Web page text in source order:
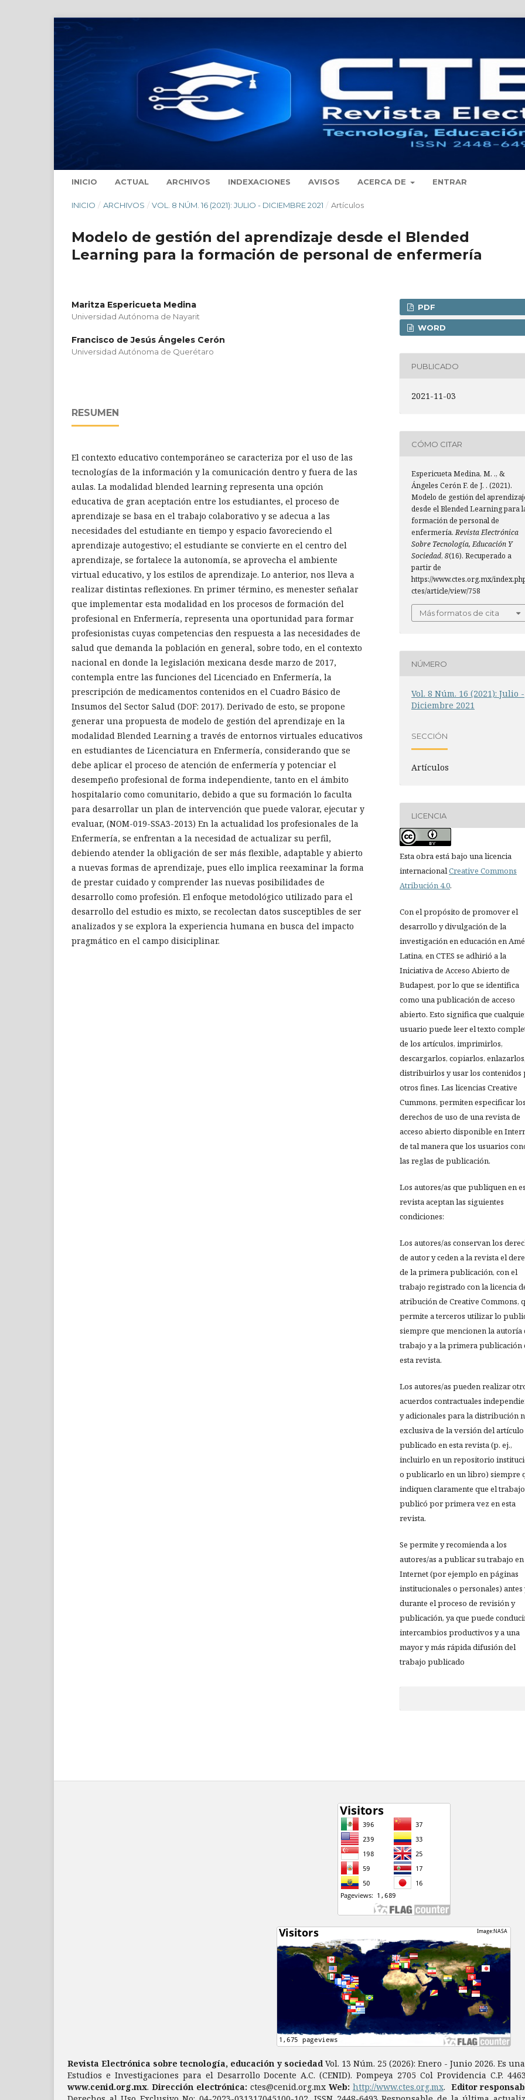
INICIO ACTUAL ARCHIVOS INDEXACIONES AVISOS ACERCA DE ENTRAR
INICIO / ARCHIVOS / VOL. 8 NÚM. 16 (2021): JULIO - DICIEMBRE 2021 / Artículos
Modelo de gestión del aprendizaje desde el Blended
Learning para la formación de personal de enfermería
Maritza Espericueta Medina
Universidad Autónoma de Nayarit
Francisco de Jesús Ángeles Cerón
Universidad Autónoma de Querétaro
RESUMEN
El contexto educativo contemporáneo se caracteriza por el uso de las
tecnologías de la información y la comunicación dentro y fuera de las
aulas. La modalidad blended learning representa una opción
educativa de gran aceptación entre los estudiantes, el proceso de
aprendizaje se basa en el trabajo colaborativo y se adecua a las
necesidades del estudiante en tiempo y espacio favoreciendo el
aprendizaje autogestivo; el estudiante se convierte en el centro del
aprendizaje, se fortalece la autonomía, se aprovecha el ambiente
virtual educativo, y los estilos de aprendizaje. Lo anterior, nos lleva a
realizar distintas reflexiones. En primer término, es menester señalar
que implementar esta modalidad en los procesos de formación del
profesional en Enfermería, representa una oportunidad para formar
profesionistas cuyas competencias den respuesta a las necesidades de
salud que demanda la población en general, sobre todo, en el contexto
nacional en donde la legislación mexicana desde marzo de 2017,
contempla entre las funciones del Licenciado en Enfermería, la
prescripción de medicamentos contenidos en el Cuadro Básico de
Insumos del Sector Salud (DOF: 2017). Derivado de esto, se propone
generar una propuesta de modelo de gestión del aprendizaje en la
modalidad Blended Learning a través de entornos virtuales educativos
en estudiantes de Licenciatura en Enfermería, considerando que se
debe aplicar el proceso de atención de enfermería y potenciar el
desempeño profesional de forma independiente, tanto en el ámbito
hospitalario como comunitario, debido a que su formación lo faculta
para desarrollar un plan de intervención que puede valorar, ejecutar y
evaluar, (NOM-019-SSA3-2013) En la actualidad los profesionales de la
Enfermería, se enfrentan a la necesidad de actualizar su perfil,
debiendo atender la obligación de ser más flexible, adaptable y abierto
a nuevas formas de aprendizaje, pues ello implica reexaminar la forma
de prestar cuidado y comprender las nuevas posibilidades de
desarrollo como profesión. El enfoque metodológico utilizado para el
desarrollo del estudio es mixto, se recolectan datos susceptibles de ser
analizados y se explora la experiencia humana en busca del impacto
pragmático en el campo disiciplinar.
PDF
WORD
PUBLICADO
2021-11-03
CÓMO CITAR
Espericueta Medina, M. ., &
Ángeles Cerón F. de J. . (2021).
Modelo de gestión del
desde el Blended Learning para
formación de personal de
enfermería.Revista Electrónica
Sobre Tecnología, Educación Y
Sociedad, 8(16). Recuperado a
partir de
https://www.ctes.org.mx/
ctes/article/view/758
Más formatos de cita
NÚMERO
Vol. 8 Núm. 16 (2021): Julio -
Diciembre 2021
SECCIÓN
Artículos
LICENCIA
Esta obra está bajo una licencia
internacionalCreative Commons
Atribución 4.0.
Con el propósito de promover el
desarrollo y divulgación de la
investigación en educación en
Latina, en CTES se adhirió a la
Iniciativa de Acceso Abierto de
Budapest, por lo que se identifica
como una publicación de acceso
abierto. Esto significa que
usuario puede leer el texto
de los artículos, imprimirlos,
descargarlos, copiarlos, enlazarlos,
distribuirlos y usar los contenidos
otros fines. Las licencias Creative
Cummons, permiten especificar los
derechos de uso de una revista de
acceso abierto disponible en
de tal manera que los usuarios
las reglas de publicación.
Los autores/as que publiquen en
revista aceptan las siguientes
condiciones:
Los autores/as conservan los
de autor y ceden a la revista el
de la primera publicación, con el
trabajo registrado con la licencia
atribución de Creative Commons,
permite a terceros utilizar lo
siempre que mencionen la autoría
trabajo y a la primera publicación
esta revista.
Los autores/as pueden realizar
acuerdos contractuales
y adicionales para la distribución
exclusiva de la versión del artículo
publicado en esta revista (p. ej.,
incluirlo en un repositorio
o publicarlo en un libro) siempre
indiquen claramente que el trabajo
publicó por primera vez en esta
revista.
Se permite y recomienda a los
autores/as a publicar su trabajo en
Internet (por ejemplo en páginas
institucionales o personales) antes
durante el proceso de revisión y
publicación, ya que puede
intercambios productivos y a una
mayor y más rápida difusión del
trabajo publicado
Revista Electrónica sobre tecnología, educación y sociedadVol. 13 Núm. 25 (2026): Enero - Junio 2026. Es
Estudios e Investigaciones para el Desarrollo Docente A.C. (CENID). Pompeya 2705 Col Providencia C.P.
www.cenid.org.mx.Dirección electrónica: ctes@cenid.org.mx Web: http://www.ctes.org.mx. Editor